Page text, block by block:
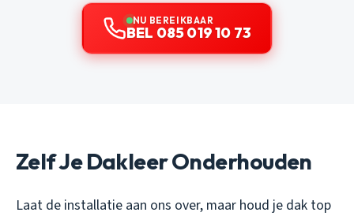
NU BEREIKBAAR
BEL 085 019 10 73
Zelf Je Dakleer Onderhouden
Laat de installatie aan ons over, maar houd je dak top